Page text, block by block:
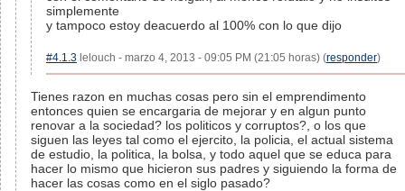
simplemente
y tampoco estoy deacuerdo al 100% con lo que dijo
#4.1.3 lelouch - marzo 4, 2013 - 09:05 PM (21:05 horas) (responder)
Tienes razon en muchas cosas pero sin el emprendimento
entonces quien se encargaria de mejorar y en algun punto
renovar a la sociedad? los politicos y corruptos?, o los que
siguen las leyes tal como el ejercito, la policia, el actual sistema
de estudio, la politica, la bolsa, y todo aquel que se educa para
hacer lo mismo que hicieron sus padres y siguiendo la forma de
hacer las cosas como en el siglo pasado?